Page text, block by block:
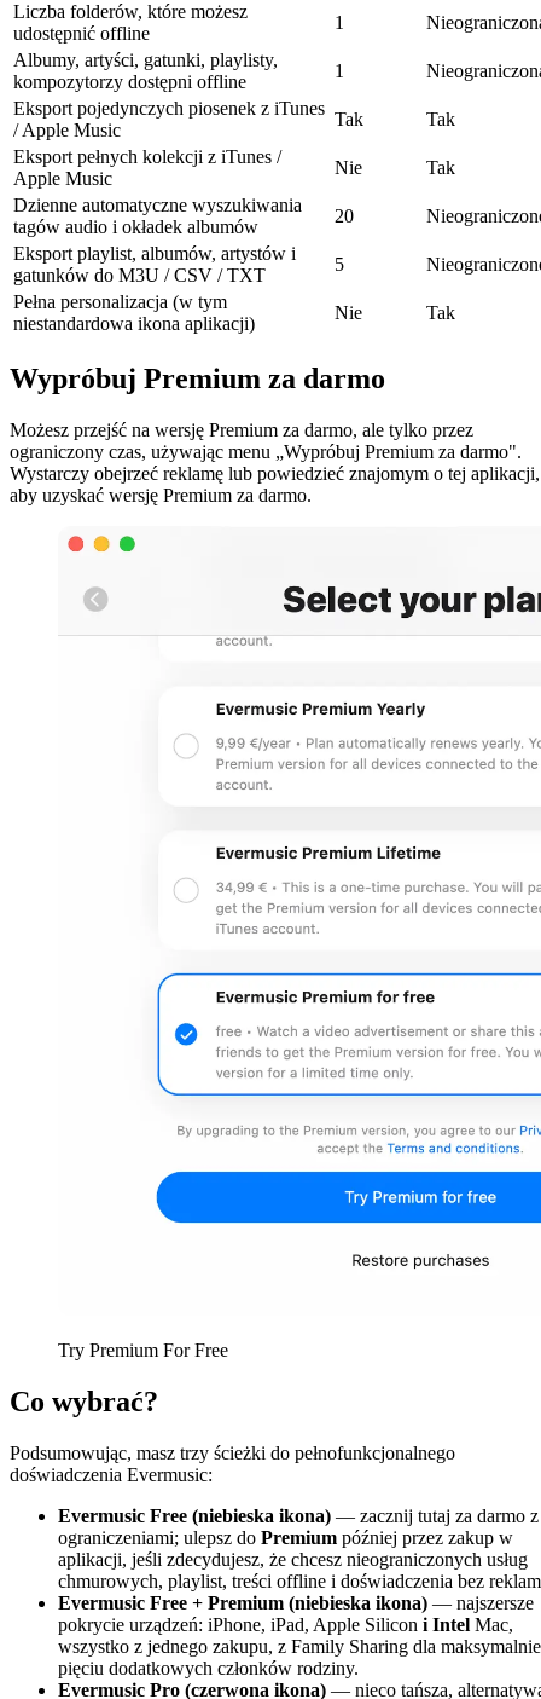
Liczba folderów, które możesz
udostępnić offline
1
Albumy, artyści, gatunki, playlisty,
kompozytorzy dostępni offline
1
Eksport pojedynczych piosenek z iTunes
/ Apple Music
Tak
Tak
Eksport pełnych kolekcji z iTunes /
Apple Music
Nie
Tak
Dzienne automatyczne wyszukiwania
tagów audio i okładek albumów
20
Eksport playlist, albumów, artystów i
gatunków do M3U / CSV / TXT
5
Pełna personalizacja (w tym
niestandardowa ikona aplikacji)
Nie Tak
Wypróbuj Premium za darmo
Możesz przejść na wersję Premium za darmo, ale tylko przez
ograniczony czas, używając menu „Wypróbuj Premium za darmo".
Wystarczy obejrzeć reklamę lub powiedzieć znajomym o tej aplikacji,
aby uzyskać wersję Premium za darmo.
Try Premium For Free
Co wybrać?
Podsumowując, masz trzy ścieżki do pełnofunkcjonalnego
doświadczenia Evermusic:
Evermusic Free (niebieska ikona) — zacznij tutaj za darmo z
ograniczeniami; ulepsz do Premium później przez zakup w
aplikacji, jeśli zdecydujesz, że chcesz nieograniczonych usług
chmurowych, playlist, treści offline i doświadczenia bez
Evermusic Free + Premium (niebieska ikona) — najszersze
pokrycie urządzeń: iPhone, iPad, Apple Silicon i Intel Mac,
wszystko z jednego zakupu, z Family Sharing dla maksymalnie
pięciu dodatkowych członków rodziny.
Evermusic Pro (czerwona ikona) — nieco tańsza,